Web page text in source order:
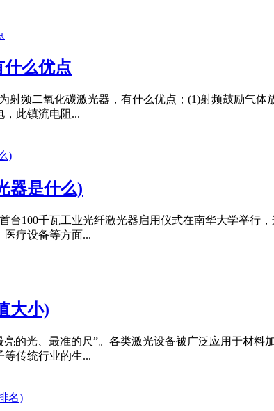
么优点
射频二氧化碳激光器，有什么优点；(1)射频鼓励气
，此镇流电阻...
器是什么)
台100千瓦工业光纤激光器启用仪式在南华大学举行
医疗设备等方面...
大小)
亮的光、最准的尺”。各类激光设备被广泛应用于材
等传统行业的生...